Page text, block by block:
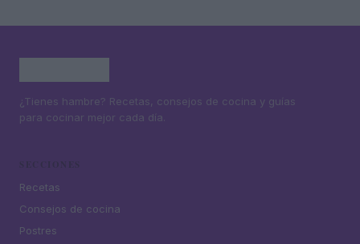
¿Tienes hambre? Recetas, consejos de cocina y guías
para cocinar mejor cada día.
Recetas
Consejos de cocina
Postres